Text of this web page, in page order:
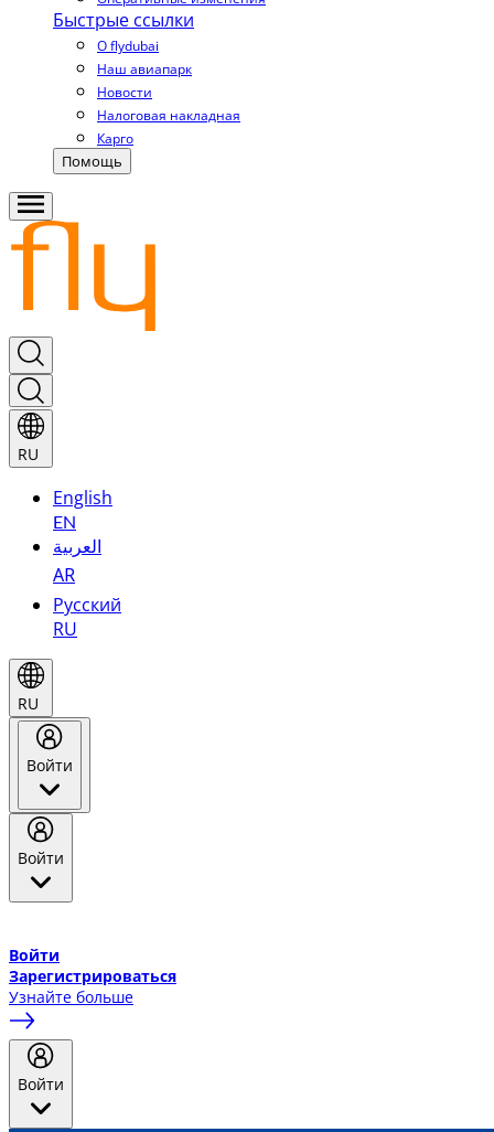
Быстрые ссылки
О flydubai
Наш авиапарк
Новости
Налоговая накладная
Карго
Помощь
RU
English
EN
العربية
AR
Русский
RU
RU
Войти
Войти
Войти
Зарегистрироваться
Узнайте больше
Войти